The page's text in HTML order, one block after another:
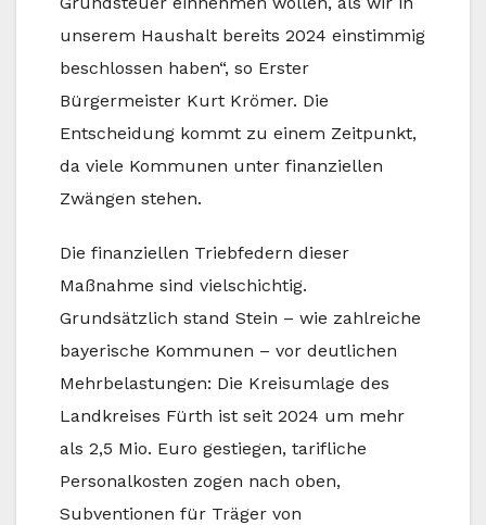
unserem Haushalt bereits 2024 einstimmig
beschlossen haben“, so Erster
Bürgermeister Kurt Krömer. Die
Entscheidung kommt zu einem Zeitpunkt,
da viele Kommunen unter finanziellen
Zwängen stehen.
Die finanziellen Triebfedern dieser
Maßnahme sind vielschichtig.
Grundsätzlich stand Stein – wie zahlreiche
bayerische Kommunen – vor deutlichen
Mehrbelastungen: Die Kreisumlage des
Landkreises Fürth ist seit 2024 um mehr
als 2,5 Mio. Euro gestiegen, tarifliche
Personalkosten zogen nach oben,
Subventionen für Träger von